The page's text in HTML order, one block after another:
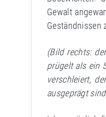
Gewalt
Geständnissen
(Bild rechts:
prügelt als ein
verschleiert,
ausgeprägt